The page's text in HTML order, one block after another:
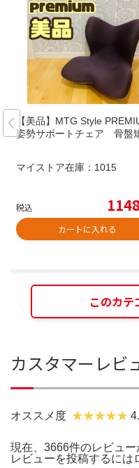
【美品】MTG Style
姿勢サポートチェア 骨盤
マイストア在庫： 1015
税込
カートに入れる
このカテ
カスタマーレビ
オススメ度
現在、3666件のレビュー
レビューを投稿するには